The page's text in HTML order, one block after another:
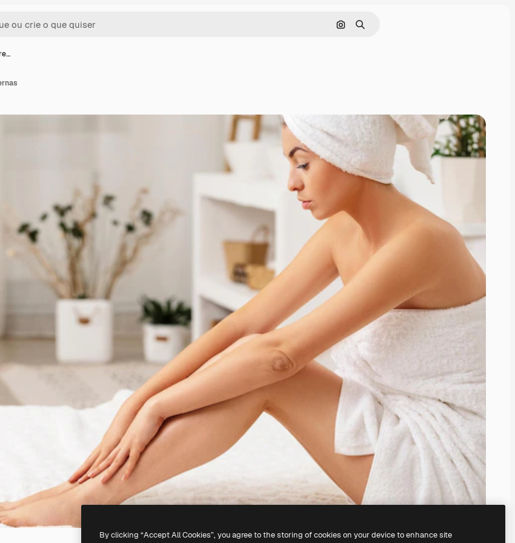
Pesquisar por imagem
Buscar
By clicking “Accept All Cookies”, you agree to the storing of cookies on your device to enhance site